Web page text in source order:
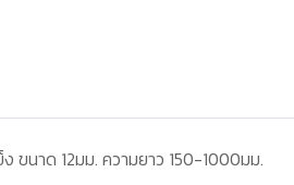
ขนาด 12มม. ความยาว 150-1000มม.